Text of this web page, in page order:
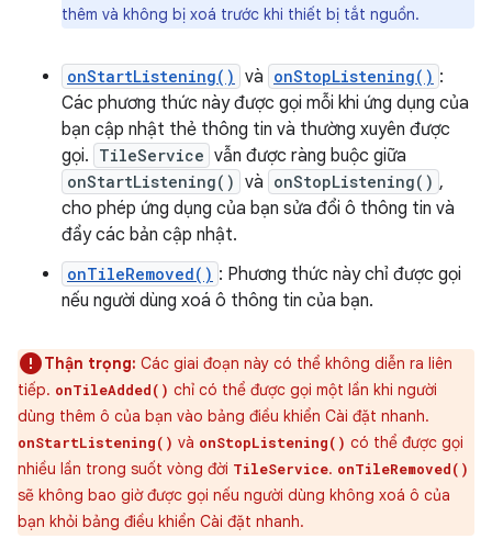
thêm và không bị xoá trước khi thiết bị tắt nguồn.
onStartListening() và onStopListening() :
Các phương thức này được gọi mỗi khi ứng dụng của
bạn cập nhật thẻ thông tin và thường xuyên được
gọi. TileService vẫn được ràng buộc giữa
onStartListening() và onStopListening() ,
cho phép ứng dụng của bạn sửa đổi ô thông tin và
đẩy các bản cập nhật.
onTileRemoved() : Phương thức này chỉ được gọi
nếu người dùng xoá ô thông tin của bạn.
Thận trọng: Các giai đoạn này có thể không diễn ra liên
tiếp. onTileAdded() chỉ có thể được gọi một lần khi người
dùng thêm ô của bạn vào bảng điều khiển Cài đặt nhanh.
onStartListening() và onStopListening() có thể được gọi
nhiều lần trong suốt vòng đời TileService. onTileRemoved()
sẽ không bao giờ được gọi nếu người dùng không xoá ô của
bạn khỏi bảng điều khiển Cài đặt nhanh.